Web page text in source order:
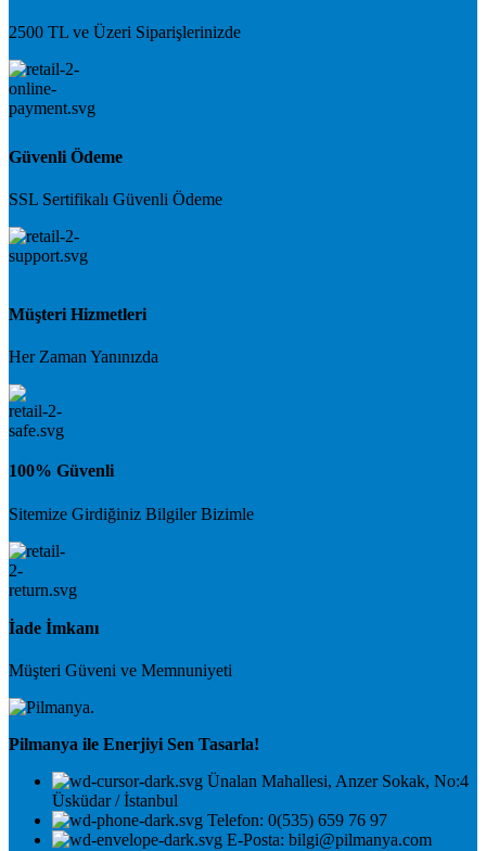
2500 TL ve Üzeri Siparişlerinizde
Güvenli Ödeme
SSL Sertifikalı Güvenli Ödeme
Müşteri Hizmetleri
Her Zaman Yanınızda
100% Güvenli
Sitemize Girdiğiniz Bilgiler Bizimle
İade İmkanı
Müşteri Güveni ve Memnuniyeti
Pilmanya ile Enerjiyi Sen Tasarla!
Ünalan Mahallesi, Anzer Sokak, No:4
Üsküdar / İstanbul
Telefon: 0(535) 659 76 97
E-Posta: bilgi@pilmanya.com